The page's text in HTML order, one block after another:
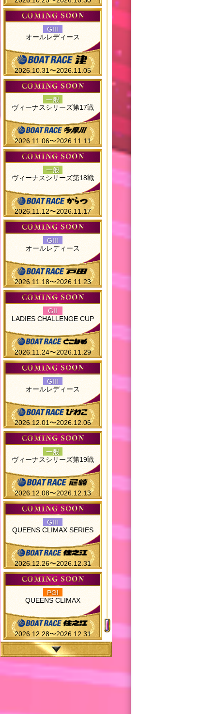
GIII
オールレディース
2026.10.31〜2026.11.05
一般
ヴィーナスシリーズ第17戦
2026.11.06〜2026.11.11
一般
ヴィーナスシリーズ第18戦
2026.11.12〜2026.11.17
GIII
オールレディース
2026.11.18〜2026.11.23
GII
LADIES CHALLENGE CUP
2026.11.24〜2026.11.29
GIII
オールレディース
2026.12.01〜2026.12.06
一般
ヴィーナスシリーズ第19戦
2026.12.08〜2026.12.13
GIII
QUEENS CLIMAX SERIES
2026.12.26〜2026.12.31
PGI
QUEENS CLIMAX
2026.12.28〜2026.12.31